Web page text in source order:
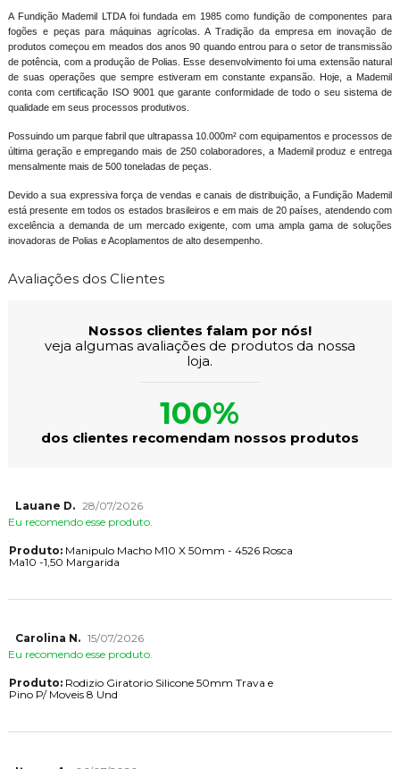
A Fundição Mademil LTDA foi fundada em 1985 como fundição de componentes para
fogões e peças para máquinas agrícolas. A Tradição da empresa em inovação de
produtos começou em meados dos anos 90 quando entrou para o setor de transmissão
de potência, com a produção de Polias. Esse desenvolvimento foi uma extensão natural
de suas operações que sempre estiveram em constante expansão. Hoje, a Mademil
conta com certificação ISO 9001 que garante conformidade de todo o seu sistema de
qualidade em seus processos produtivos.
Possuindo um parque fabril que ultrapassa 10.000m² com equipamentos e processos de
última geração e empregando mais de 250 colaboradores, a Mademil produz e entrega
mensalmente mais de 500 toneladas de peças.
Devido a sua expressiva força de vendas e canais de distribuição, a Fundição Mademil
está presente em todos os estados brasileiros e em mais de 20 países, atendendo com
excelência a demanda de um mercado exigente, com uma ampla gama de soluções
inovadoras de Polias e Acoplamentos de alto desempenho.
Avaliações dos Clientes
Nossos clientes falam por nós!
veja algumas avaliações de produtos da nossa
loja.
100%
dos clientes recomendam nossos produtos
Lauane D. 28/07/2026
Eu recomendo esse produto.
Produto:Manipulo Macho M10 X 50mm - 4526 Rosca
Ma10 -1,50 Margarida
Carolina N. 15/07/2026
Eu recomendo esse produto.
Produto:Rodizio Giratorio Silicone 50mm Trava e
Pino P/ Moveis 8 Und